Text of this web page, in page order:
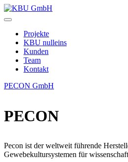
Zum
Inhalt
KBU
Projekte
KBU nulleins
Kunden
Team
Kontakt
PECON GmbH
PECON
Pecon ist der weltweit führende
Gewebekultursystemen für